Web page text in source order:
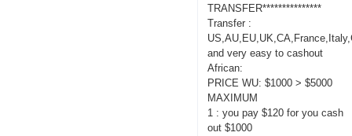
TRANSFER***************
Transfer :
and very easy to cashout
African:
PRICE WU: $1000 > $5000
MAXIMUM
1 : you pay $120 for you cash
out $1000